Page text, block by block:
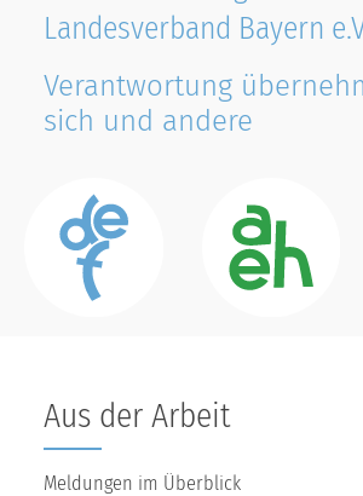
Landesverband Bayern
Verantwortung
sich und andere
Aus der Arbeit
Meldungen im Überblick